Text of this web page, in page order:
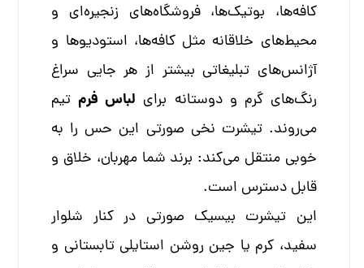
کافه‌ها، بوتیک‌ها، فروشگاه‌های زنجیره‌ای و
محیط‌های خلاقانه مثل کافه‌ها، استودیوها و
آژانس‌های تبلیغاتی بیشتر از هر جایی سراغ
رنگ‌های گرم و دوستانه برای لباس فرم تیم
می‌روند. تیشرت نخی صورتی این حس را به
خوبی منتقل می‌کند: برند شما مهربان، خلاق و
قابل دسترس است.
این تیشرت بیسیک صورتی در کنار شلوار
سفید، کرم یا جین روشن استایلی تابستانی و